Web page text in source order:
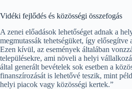
Vidéki fejlődés és közösségi összefogás
A zenei előadások lehetőséget adnak a
megmutassák tehetségüket, így
Ezen kívül, az események általában
településekre, ami növeli a helyi
által generált bevételek sok esetben a
finanszírozását is lehetővé teszik, mint
helyi piacok vagy közösségi kertek.”